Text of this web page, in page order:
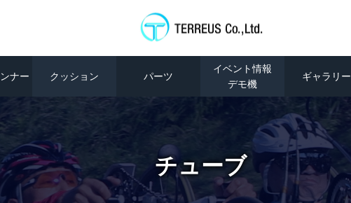
ナー クッション パーツ
イベント情報
デモ機
ギャラリー
チューブ